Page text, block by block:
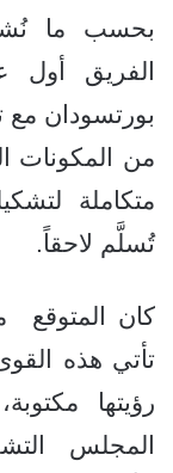
بحسب ما
الفريق أول
بورتسودان مع
من المكونات
متكاملة
تُسلَّم لاحقاً.
كان المتوقع
تأتي هذه
رؤيتها
المجلس